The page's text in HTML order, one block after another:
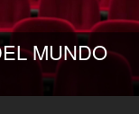
MUNDO